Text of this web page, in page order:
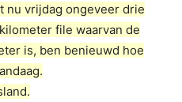
nu vrijdag ongeveer drie
file waarvan de
is, ben benieuwd hoe